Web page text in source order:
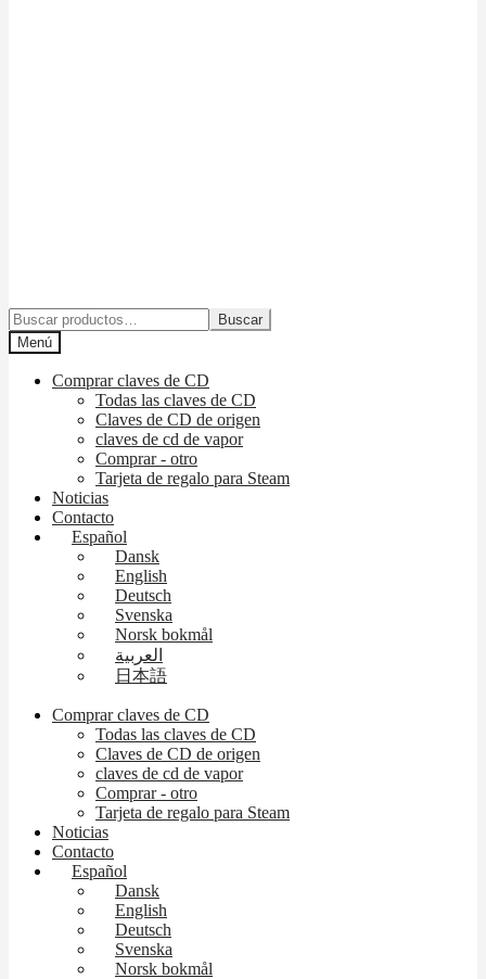
Buscar:
Buscar
Menú
Comprar claves de CD
Todas las claves de CD
Claves de CD de origen
claves de cd de vapor
Comprar - otro
Tarjeta de regalo para Steam
Noticias
Contacto
Español
Dansk
English
Deutsch
Svenska
Norsk bokmål
العربية
日本語
Comprar claves de CD
Todas las claves de CD
Claves de CD de origen
claves de cd de vapor
Comprar - otro
Tarjeta de regalo para Steam
Noticias
Contacto
Español
Dansk
English
Deutsch
Svenska
Norsk bokmål